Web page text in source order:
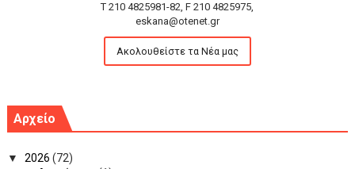
T 210 4825981-82, F 210 4825975,
eskana@otenet.gr
Ακολουθείστε τα Νέα μας
Αρχείο
▼ 2026 (72)